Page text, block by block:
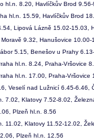
hl.n. 8.20, Havlíčkův Brod
hl.n. 15.59, Havlíčkův Brod
Lipová Lázně 15.02-15.03,
9.32, Hanušovice
5.15, Benešov u Prahy
hl.n. 8.24, Praha-Vršovice
hl.n. 17.00, Praha-
Veselí nad Lužnicí 6.45-6.46,
7.02, Klatovy 7.52-8.02,
Plzeň hl.n. 8.56
11.02, Klatovy 11.52-12.02,
Plzeň hl.n. 12.56